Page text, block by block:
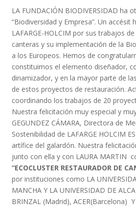
LA FUNDACIÓN BIODIVERSIDAD ha
“Biodiversidad y Empresa”. Un accésit
LAFARGE-HOLCIM por sus trabajos
canteras y su implementación de la
a los Europeos. Hemos de
constituimos el elemento diseñador,
dinamizador, y en la mayor parte de
de estos proyectos de restauración.
coordinando los trabajos de 20
Nuestra felicitación muy especial y
GEGUNDEZ CÁMARA, Directora de
Sostenibilidad de LAFARGE HOLCIM
artífice del galardón. Nuestra
junto con ella y con LAURA MARTIN
“ECOCLUSTER RESTAURADOR DE
por instituciones como LA
MANCHA Y LA UNIVERSIDAD DE
BRINZAL (Madrid), ACER(Barcelona)